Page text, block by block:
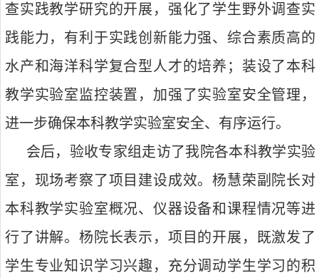
查实践教学研究的开展 ， 强化了学生野外调查实
践能力，有利于实践创新能力强、综合素质高的
水产和海洋科学复合型人才的培养 ；装设了本科
教学实验室监控装置，加强了实验室安全管理，
进一步确保本科教学实验室安全、有序运行。
会后，验收专家组走访了我院各本科教学实验
室，现场考察了项目建设成效。杨慧荣副院长对
本科教学实验室概况、仪器设备和课程情况等进
行了讲解。杨院长表示， 项目的开展，既激发了
学生专业知识学习兴趣，充分调动学生学习的积